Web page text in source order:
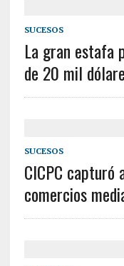
SUCESOS
La gran estafa
de 20 mil
SUCESOS
CICPC capturó
comercios